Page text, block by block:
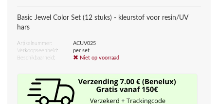
Basic Jewel Color Set (12 stuks) - kleurstof voor resin/UV
hars
Artikelnummer:
ACUV025
Verkoopseenheid:
per set
Beschikbaarheid:
Niet op voorraad